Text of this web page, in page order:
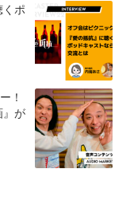
ポ
！
』が